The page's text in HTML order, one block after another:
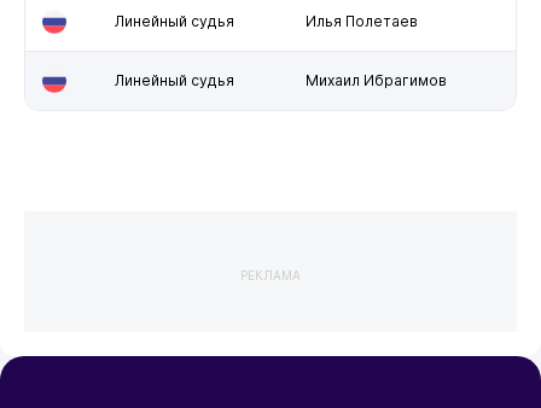
Линейный судья Илья Полетаев
Линейный судья Михаил Ибрагимов
РЕКЛАМА